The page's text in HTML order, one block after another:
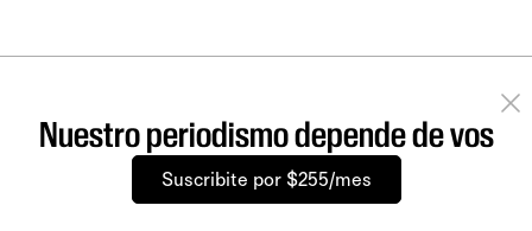
Nuestro periodismo depende de vos
Suscribite por $255/mes